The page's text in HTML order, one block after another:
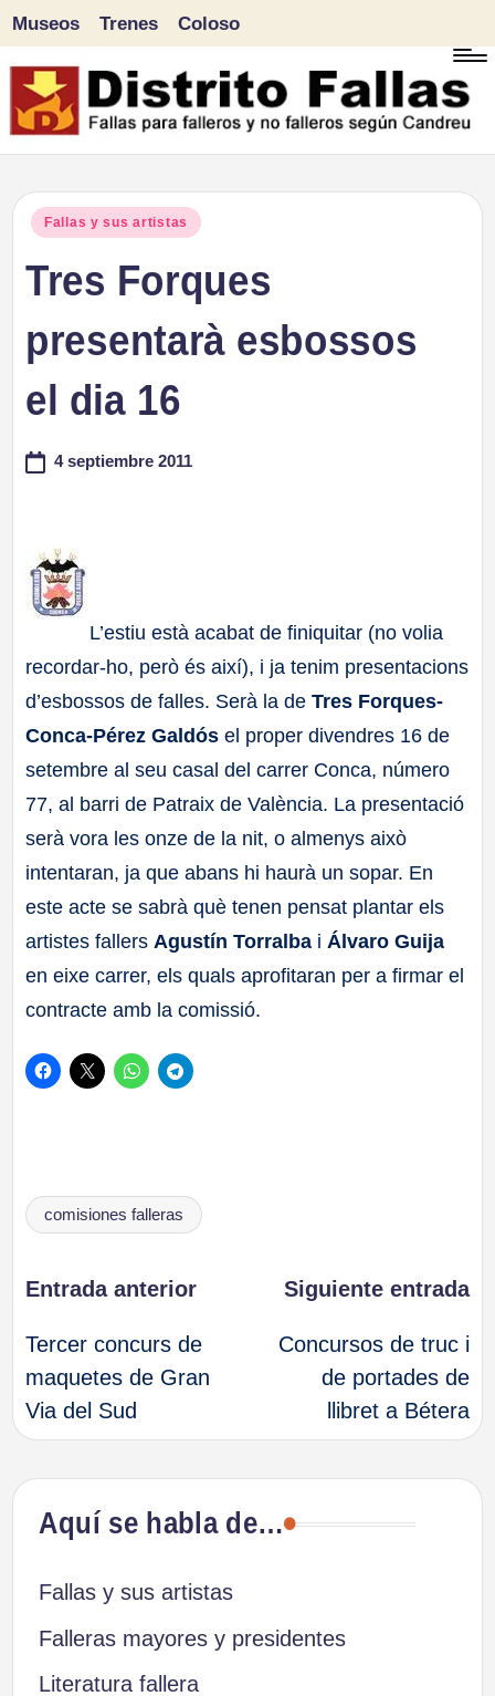
Saltar
al
Museos Trenes Coloso
Publicado
Fallas y sus artistas
Tres Forques
presentarà esbossos
el dia 16
4 septiembre 2011
L’estiu està acabat de finiquitar (no volia
recordar-ho, però és així), i ja tenim presentacions
d’esbossos de falles. Serà la de Tres Forques-
Conca-Pérez Galdós el proper divendres 16 de
setembre al seu casal del carrer Conca, número
77, al barri de Patraix de València. La presentació
serà vora les onze de la nit, o almenys això
intentaran, ja que abans hi haurà un sopar. En
este acte se sabrà què tenen pensat plantar els
artistes fallers Agustín Torralba i Álvaro Guija
en eixe carrer, els quals aprofitaran per a firmar el
contracte amb la comissió.
Etiquetas:
comisiones falleras
Navegación
de
entradas
Entrada anterior
Tercer concurs de
maquetes de Gran
Via del Sud
Siguiente entrada
Concursos de truc i
de portades de
llibret a Bétera
Aquí se habla de…
Fallas y sus artistas
Falleras mayores y presidentes
Literatura fallera